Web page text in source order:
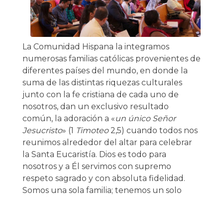
La Comunidad Hispana la integramos
numerosas familias católicas provenientes de
diferentes países del mundo, en donde la
suma de las distintas riquezas culturales
junto con la fe cristiana de cada uno de
nosotros, dan un exclusivo resultado
común, la adoración a «un único Señor
Jesucristo» (1 Timoteo2,5) cuando todos nos
reunimos alrededor del altar para celebrar
la Santa Eucaristía. Dios es todo para
nosotros y a Él servimos con supremo
respeto sagrado y con absoluta fidelidad.
Somos una sola familia; tenemos un solo